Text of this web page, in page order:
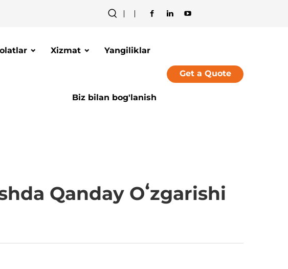
Xizmat Yangiliklar
Biz bilan bog'lanish
Get a Quote
Qanday Oʻzgarishi